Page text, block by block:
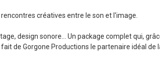
créatives entre le son et l'image.
design sonore... Un package complet qui,
de Gorgone Productions le partenaire idéal de